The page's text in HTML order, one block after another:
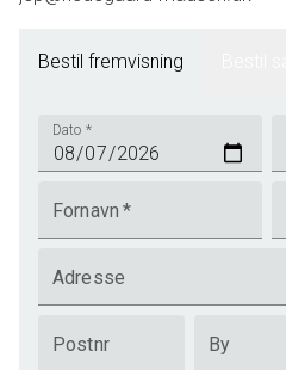
Bestil fremvisning
Dato *
Fornavn *
Adresse
Postnr By